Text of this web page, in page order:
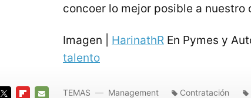
concoer lo mejor posible a nuestro
Imagen | HarinathR En Pymes y
talento
TEMAS Management Contratación